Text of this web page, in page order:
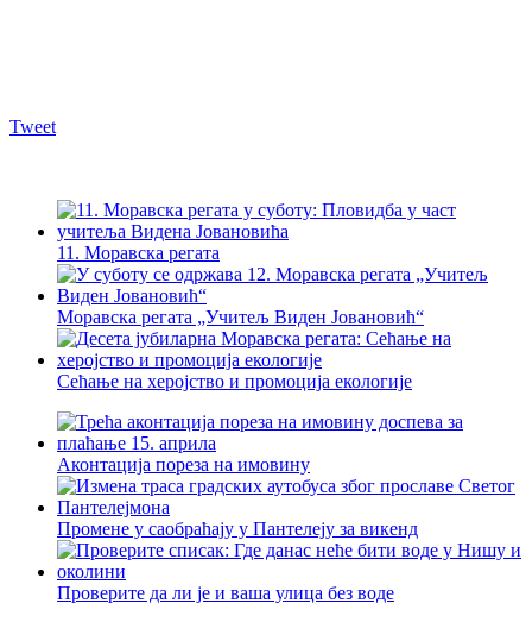
Tweet
11. Моравска регата
Моравска регата „Учитељ Виден Јовановић“
Сећање на херојство и промоција екологије
Аконтација пореза на имовину
Промене у саобраћају у Пантелеју за викенд
Проверите да ли је и ваша улица без воде